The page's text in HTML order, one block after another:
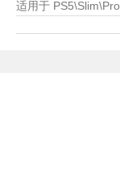
适用于 PS5\Slim\Pro